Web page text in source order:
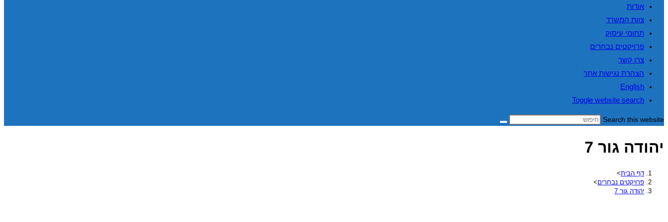
אודות
צוות המשרד
תחומי עיסוק
פרויקטים נבחרים
צרו קשר
הצהרת נגישות אתר
English
Toggle website search
Search this website
יהודה גור 7
דף הבית>
פרויקטים נבחרים>
יהודה גור 7